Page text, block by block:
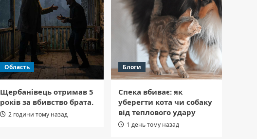
Область
Щербанівець отримав 5
років за вбивство брата.
2 години тому назад
Блоги
Спека вбиває: як
уберегти кота чи собаку
від теплового удару
1 день тому назад